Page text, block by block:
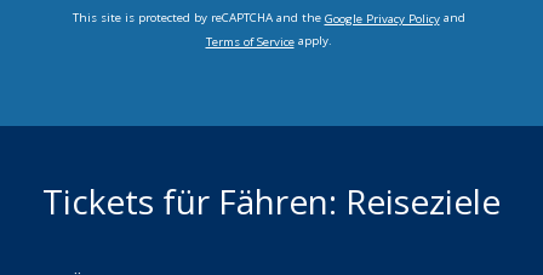
This site is protected by reCAPTCHA and the Google Privacy Policyand
Terms of Serviceapply.
Tickets für Fähren: Reiseziele